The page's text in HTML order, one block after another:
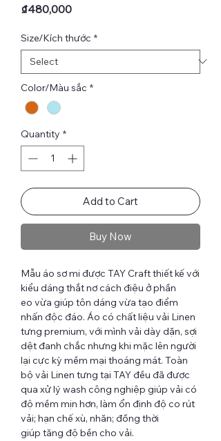
₫480,000Price
Size/Kích thước *
Color/Màu sắc *
Quantity *
Add to Cart
Buy Now
Mẫu áo sơ mi được TAY Craft thiết kế với
kiểu dáng thắt nơ cách điệu ở phần
eo vừa giúp tôn dáng vừa tạo điểm
nhấn độc đáo. Áo có chất liệu vải Linen
tưng premium, với mình vải dày dặn, sợi
dệt đanh chắc nhưng khi mặc lên người
lại cực kỳ mềm mại thoáng mát. Toàn
bộ vải Linen tưng tại TAY đều đã được
qua xử lý wash công nghiệp giúp vải có
độ mềm mịn hơn, làm ổn định độ co rút
vải; hạn chế xù, nhăn; đồng thời
giúp tăng độ bền cho vải.